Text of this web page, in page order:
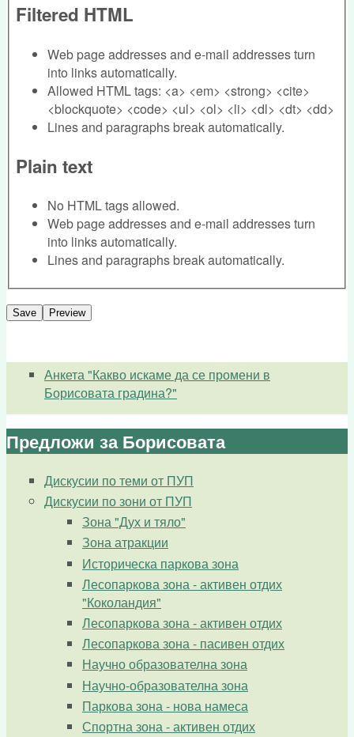
Filtered HTML
Web page addresses and e-mail addresses turn
into links automatically.
Allowed HTML tags: <a> <em> <strong> <cite>
<blockquote> <code> <ul> <ol> <li> <dl> <dt> <dd>
Lines and paragraphs break automatically.
Plain text
No HTML tags allowed.
Web page addresses and e-mail addresses turn
into links automatically.
Lines and paragraphs break automatically.
Анкета "Какво искаме да се промени в
Борисовата градина?"
Предложи за Борисовата
Дискусии по теми от ПУП
Дискусии по зони от ПУП
Зона "Дух и тяло"
Зона атракции
Историческа паркова зона
Лесопаркова зона - активен отдих
"Коколандия"
Лесопаркова зона - активен отдих
Лесопаркова зона - пасивен отдих
Научно образователна зона
Научно-образователна зона
Паркова зона - нова намеса
Спортна зона - активен отдих